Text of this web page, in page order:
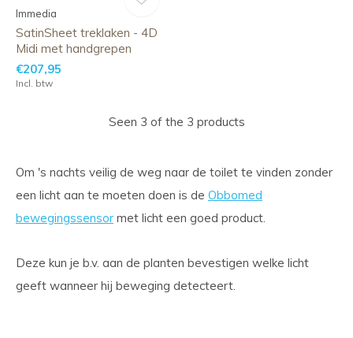
Immedia
SatinSheet treklaken - 4D
Midi met handgrepen
€207,95
Incl. btw
Seen 3 of the 3 products
Om 's nachts veilig de weg naar de toilet te vinden zonder
een licht aan te moeten doen is de Obbomed
bewegingssensor met licht een goed product.
Deze kun je b.v. aan de planten bevestigen welke licht
geeft wanneer hij beweging detecteert.